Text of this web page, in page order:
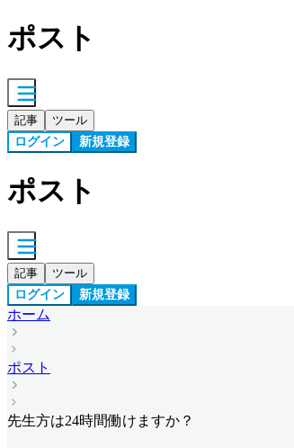
ポスト
記事 ツール
ログイン 新規登録
ポスト
記事 ツール
ログイン 新規登録
ホーム
ポスト
先生方は24時間働けますか？